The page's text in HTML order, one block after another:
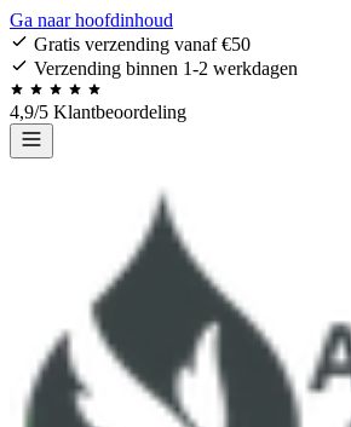
Ga naar hoofdinhoud
Gratis verzending vanaf €50
Verzending binnen 1-2 werkdagen
4,9/5 Klantbeoordeling